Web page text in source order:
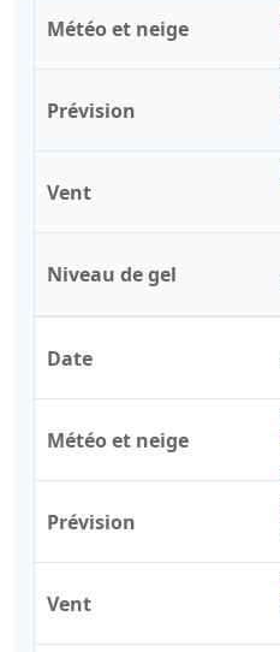
Météo et neige
Prévision
Vent
Niveau de gel
Date
Météo et neige
Prévision
Vent